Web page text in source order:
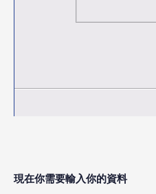
現在你需要輸入你的資料